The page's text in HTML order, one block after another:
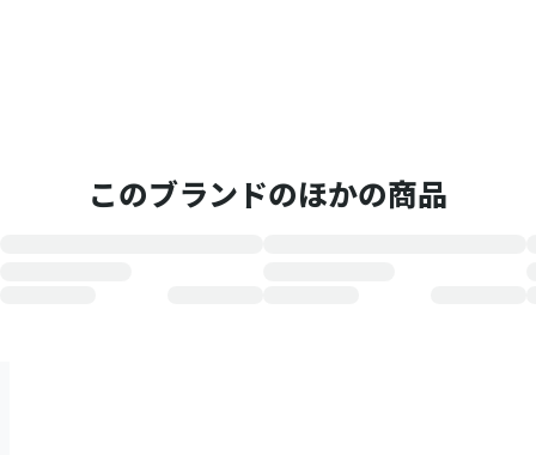
このブランドのほかの商品